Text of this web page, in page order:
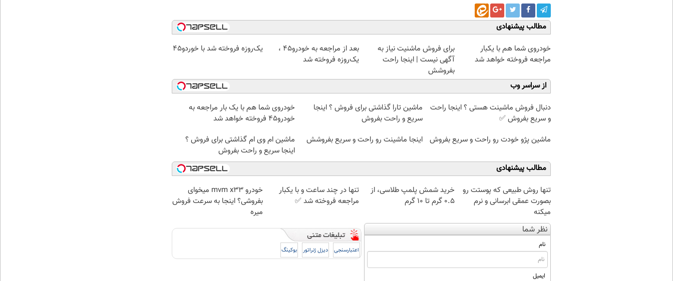
مطالب پیشنهادی
خودروی شما هم با یکبار
مراجعه فروخته خواهد شد
برای فروش ماشنیت نیاز به
آگهی نیست | اینجا راحت
بفروشش
بعد از مراجعه به خودرو45 ،
یک‌روزه فروخته شد
یک‌روزه فروخته شد با خوردو45
از سراسر وب
دنبال فروش ماشینت هستی ؟ اینجا راحت
و سریع بفروش ✅
ماشین تارا گذاشتی برای فروش ؟ اینجا
سریع و راحت بفروش
خودروی شما هم با یک بار مراجعه به
خودرو45 فروخته خواهد شد
ماشین پژو خودت رو راحت و سریع بفروش
اینجا ماشینت رو راحت و سریع بفروشش
ماشین ام وی ام گذاشتی برای فروش ؟
اینجا سریع و راحت بفروش
مطالب پیشنهادی
تنها روش طبیعی که پوستت رو
بصورت عمقی ابرسانی و نرم
میکنه
خرید شمش پلمپ طلاسی، از
۰.۵ گرم تا ۱۰ گرم
تنها در چند ساعت و با یکبار
مراجعه فروخته شد ✅
خودرو mvm x33 میخوای
بفروشی؟ اینجا به سرعت فروش
میره
نظر شما
نام
ایمیل
اعتبارسنجی دیزل ژنراتور بوکینگ